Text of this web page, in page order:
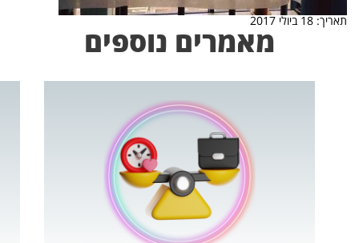
תאריך: 18 ביולי 2017
מאמרים נוספים